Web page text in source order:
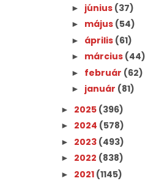
► június (37)
► május (54)
► április (61)
► március (44)
► február (62)
► január (81)
► 2025 (396)
► 2024 (578)
► 2023 (493)
► 2022 (838)
► 2021 (1145)